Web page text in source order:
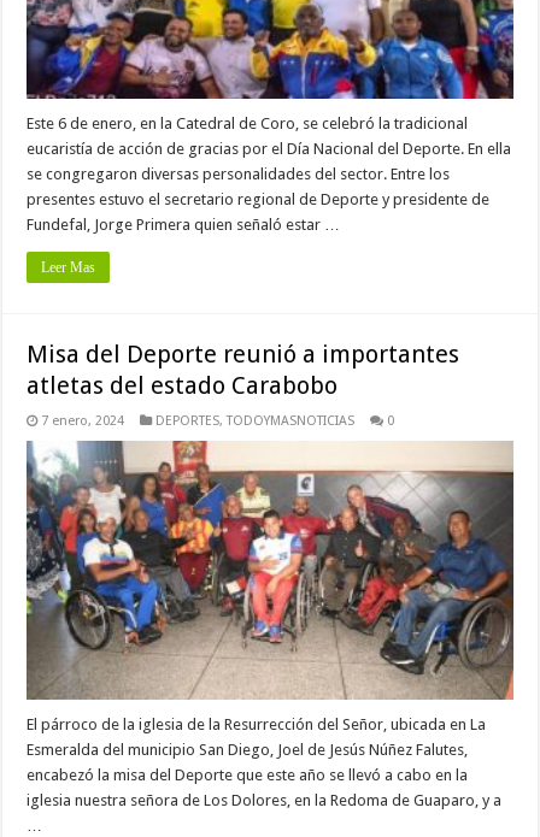
Este 6 de enero, en la Catedral de Coro, se celebró la tradicional
eucaristía de acción de gracias por el Día Nacional del Deporte. En ella
se congregaron diversas personalidades del sector. Entre los
presentes estuvo el secretario regional de Deporte y presidente de
Fundefal, Jorge Primera quien señaló estar …
Leer Mas
Misa del Deporte reunió a importantes
atletas del estado Carabobo
7 enero, 2024 DEPORTES,TODOYMASNOTICIAS 0
El párroco de la iglesia de la Resurrección del Señor, ubicada en La
Esmeralda del municipio San Diego, Joel de Jesús Núñez Falutes,
encabezó la misa del Deporte que este año se llevó a cabo en la
iglesia nuestra señora de Los Dolores, en la Redoma de Guaparo, y a
…